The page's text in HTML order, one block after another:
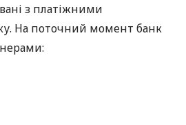
з платіжними
На поточний момент банк